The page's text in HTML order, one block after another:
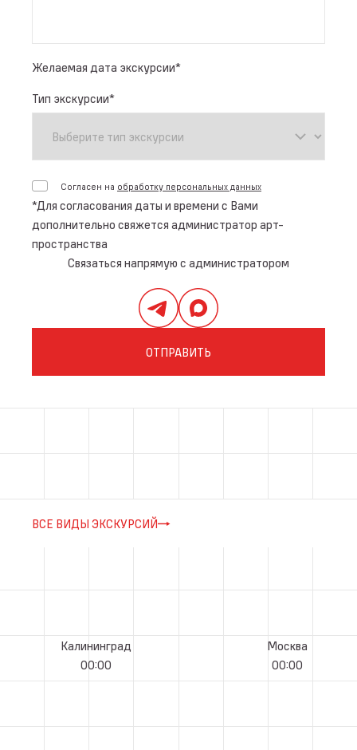
Желаемая дата экскурсии*
Тип экскурсии*
Согласен на обработку персональных данных
*Для согласования даты и времени с Вами
дополнительно свяжется администратор арт-
пространства
Связаться напрямую с администратором
ОТПРАВИТЬ
ВСЕ ВИДЫ ЭКСКУРСИЙ
Калининград
00:00
Москва
00:00